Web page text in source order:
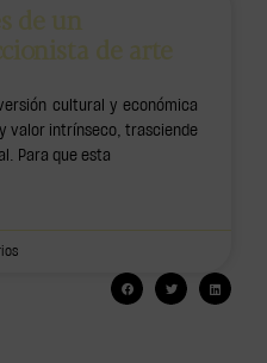
de un
de arte
cultural y económica
valor intrínseco, trasciende
Para que esta